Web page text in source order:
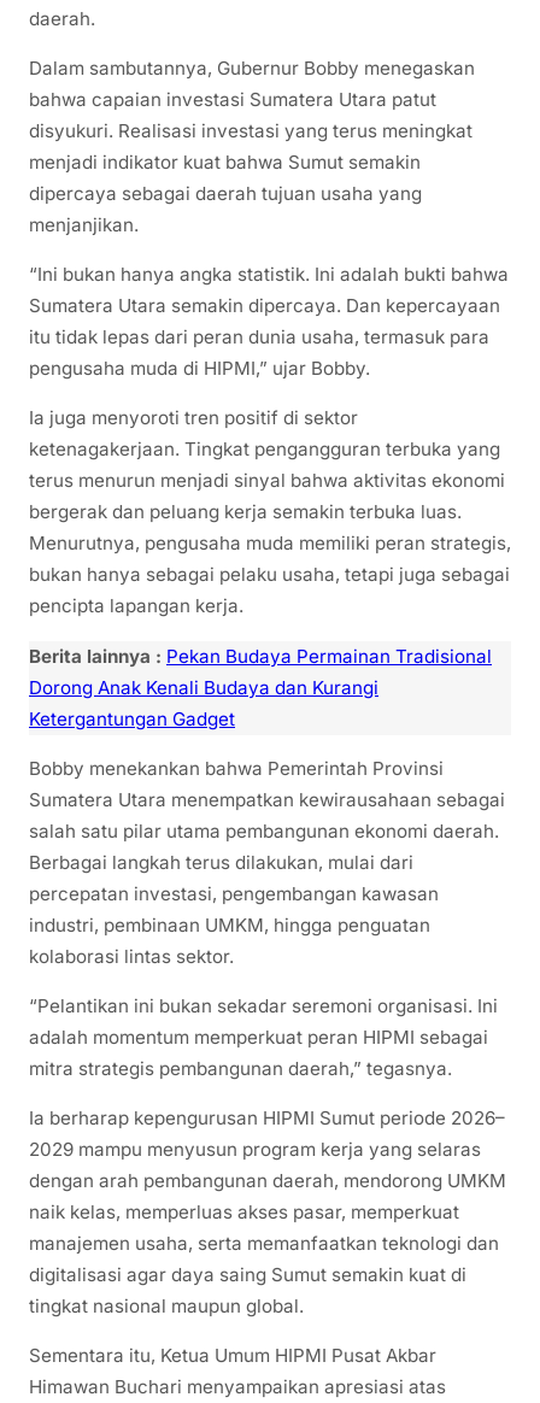
daerah.
Dalam sambutannya, Gubernur Bobby menegaskan
bahwa capaian investasi Sumatera Utara patut
disyukuri. Realisasi investasi yang terus meningkat
menjadi indikator kuat bahwa Sumut semakin
dipercaya sebagai daerah tujuan usaha yang
menjanjikan.
“Ini bukan hanya angka statistik. Ini adalah bukti bahwa
Sumatera Utara semakin dipercaya. Dan kepercayaan
itu tidak lepas dari peran dunia usaha, termasuk para
pengusaha muda di HIPMI,” ujar Bobby.
Ia juga menyoroti tren positif di sektor
ketenagakerjaan. Tingkat pengangguran terbuka yang
terus menurun menjadi sinyal bahwa aktivitas ekonomi
bergerak dan peluang kerja semakin terbuka luas.
Menurutnya, pengusaha muda memiliki peran strategis,
bukan hanya sebagai pelaku usaha, tetapi juga sebagai
pencipta lapangan kerja.
Berita lainnya : Pekan Budaya Permainan Tradisional
Dorong Anak Kenali Budaya dan Kurangi
Ketergantungan Gadget
Bobby menekankan bahwa Pemerintah Provinsi
Sumatera Utara menempatkan kewirausahaan sebagai
salah satu pilar utama pembangunan ekonomi daerah.
Berbagai langkah terus dilakukan, mulai dari
percepatan investasi, pengembangan kawasan
industri, pembinaan UMKM, hingga penguatan
kolaborasi lintas sektor.
“Pelantikan ini bukan sekadar seremoni organisasi. Ini
adalah momentum memperkuat peran HIPMI sebagai
mitra strategis pembangunan daerah,” tegasnya.
Ia berharap kepengurusan HIPMI Sumut periode 2026–
2029 mampu menyusun program kerja yang selaras
dengan arah pembangunan daerah, mendorong UMKM
naik kelas, memperluas akses pasar, memperkuat
manajemen usaha, serta memanfaatkan teknologi dan
digitalisasi agar daya saing Sumut semakin kuat di
tingkat nasional maupun global.
Sementara itu, Ketua Umum HIPMI Pusat Akbar
Himawan Buchari menyampaikan apresiasi atas